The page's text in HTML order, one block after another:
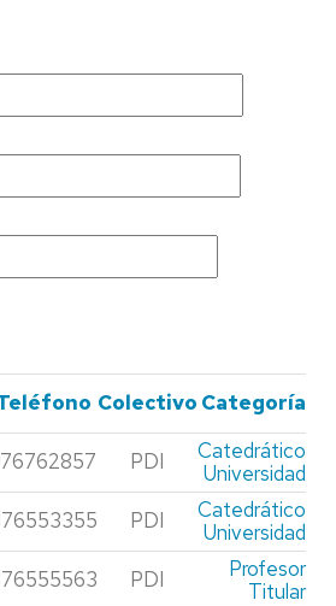
Colectivo Categoría
PDI
Catedrático
Universidad
PDI
Catedrático
Universidad
PDI
Profesor
Titular